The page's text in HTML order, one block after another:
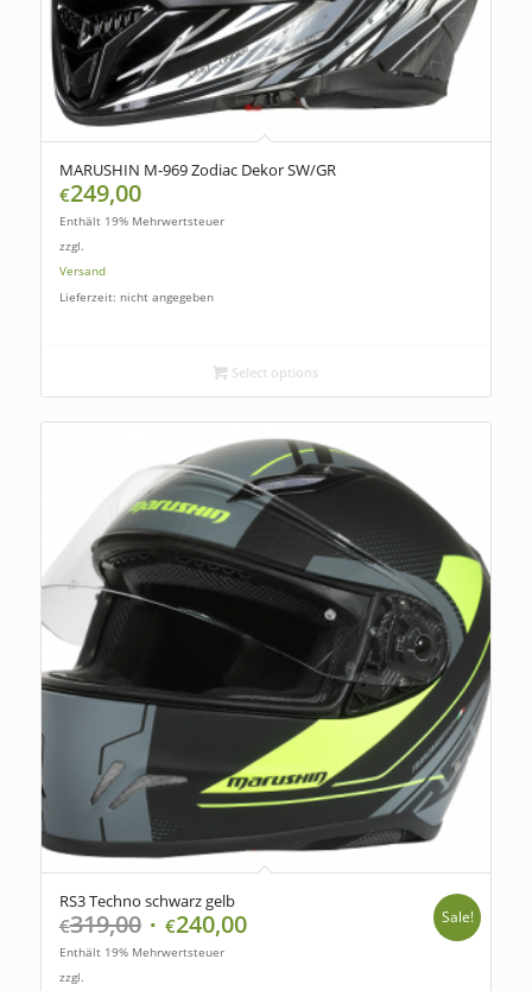
MARUSHIN M-969 Zodiac Dekor SW/GR
€249,00
Enthält 19% Mehrwertsteuer
zzgl.
Versand
Lieferzeit: nicht angegeben
Select options
RS3 Techno schwarz gelb
€319,00 €240,00
Enthält 19% Mehrwertsteuer
zzgl.
Sale!